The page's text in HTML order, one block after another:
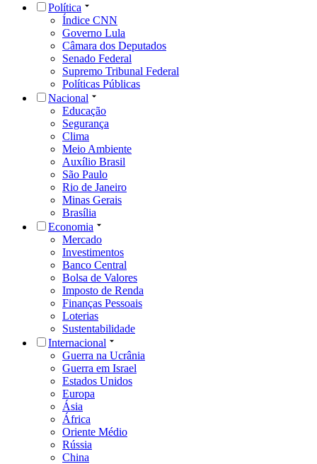
Política
Índice CNN
Governo Lula
Câmara dos Deputados
Senado Federal
Supremo Tribunal Federal
Políticas Públicas
Nacional
Educação
Segurança
Clima
Meio Ambiente
Auxílio Brasil
São Paulo
Rio de Janeiro
Minas Gerais
Brasília
Economia
Mercado
Investimentos
Banco Central
Bolsa de Valores
Imposto de Renda
Finanças Pessoais
Loterias
Sustentabilidade
Internacional
Guerra na Ucrânia
Guerra em Israel
Estados Unidos
Europa
Ásia
África
Oriente Médio
Rússia
China